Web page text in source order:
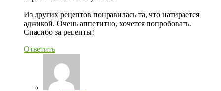
Из других рецептов понравилась та, что натирается
аджикой. Очень аппетитно, хочется попробовать.
Спасибо за рецепты!
Ответить